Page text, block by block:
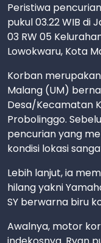
Peristiwa
pukul 03.22 WIB di
03 RW 05
Lowokwaru, Kota
Korban
Malang (UM)
Desa/Kecamatan
Probolinggo.
pencurian yang
kondisi lokasi
Lebih lanjut, ia
hilang yakni
SY berwarna biru
Awalnya, motor